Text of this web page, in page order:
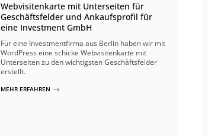
Webvisitenkarte mit Unterseiten für
Geschäftsfelder und Ankaufsprofil für
eine Investment GmbH
Für eine Investmentfirma aus Berlin haben wir mit
WordPress eine schicke Webvisitenkarte mit
Unterseiten zu den wichtigsten Geschäftsfelder
erstellt.
MEHR ERFAHREN $